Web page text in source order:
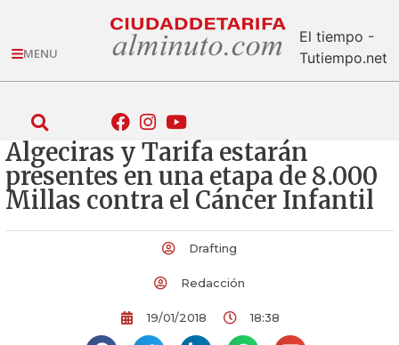
MENU
El tiempo -
Tutiempo.net
Algeciras y Tarifa estarán
presentes en una etapa de 8.000
Millas contra el Cáncer Infantil
Drafting
Redacción
19/01/2018 18:38